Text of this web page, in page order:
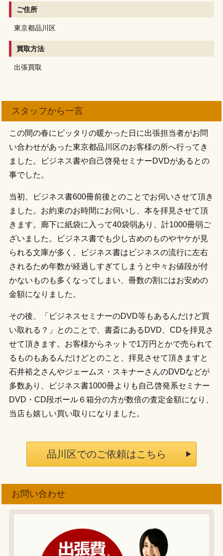
ご住所
東京都品川区
買取方法
出張買取
スタッフから一言
この間の春にピッタリの暖かった日に出張担当者がお問
い合わせがあった東京都品川区のお客様の所へ行ってき
ました。ビジネス書や自己啓発セミナーDVDがあるとの
事でした。
当初、ビジネス書600冊前後とのことでお伺いさせて頂き
ました。お約束のお時間にお伺いし、本を拝見させて頂
きます。廊下に紙袋に入って40袋弱あり、計1000冊弱ご
ざいました。ビジネス書でも少し古めのものやヤケが見
られる文庫が多く、ビジネス書はビジネスの流行に左右
されるため年数が経過しすぎてしまうと中々お値段が付
かないものも多くなってしまい、冊数の割にはお安めの
金額になりました。
その後、「ビジネスセミナーのDVD等もあるんだけど買
い取れる？」とのことで、書斎にあるDVD、CDを拝見さ
せて頂きます。お客様からネットで1万円とかで売られて
るものもあるんだけどとのこと、拝見させて頂きますと
石井裕之さんやジェームス・スキナーさんのDVDなどが
多数あり、ビジネス書1000冊よりも自己啓発系セミナー
DVD・CD段ボール６箱分の方が数倍の査定金額になり、
当店も嬉しい買い取りになりました。
品川区でのご依頼はこちら
お問い合わせ